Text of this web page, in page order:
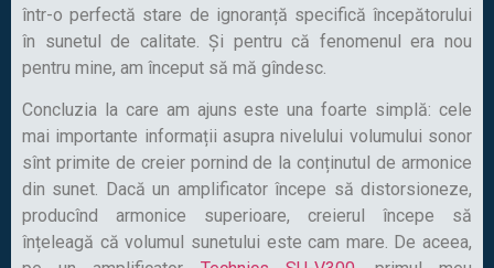
într-o perfectă stare de ignoranță specifică începătorului
în sunetul de calitate. Și pentru că fenomenul era nou
pentru mine, am început să mă gîndesc.
Concluzia la care am ajuns este una foarte simplă: cele
mai importante informații asupra nivelului volumului sonor
sînt primite de creier pornind de la conținutul de armonice
din sunet. Dacă un amplificator începe să distorsioneze,
producînd armonice superioare, creierul începe să
înțeleagă că volumul sunetului este cam mare. De aceea,